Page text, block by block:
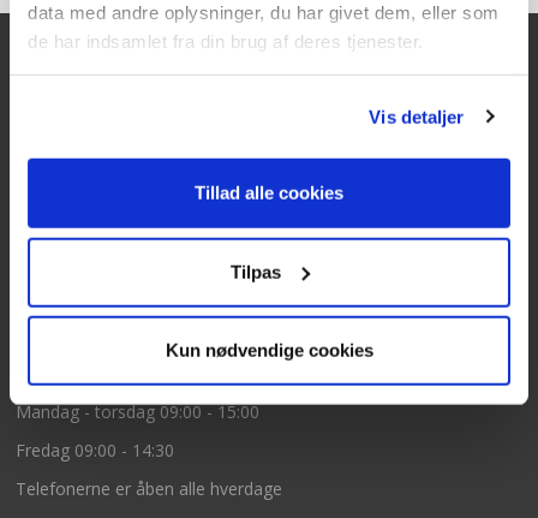
data med andre oplysninger, du har givet dem, eller som
de har indsamlet fra din brug af deres tjenester.
Vis detaljer
Tillad alle cookies
Tilpas
Kun nødvendige cookies
5260 Odense S
Mandag - torsdag 09:00 - 15:00
Fredag 09:00 - 14:30
Telefonerne er åben alle hverdage